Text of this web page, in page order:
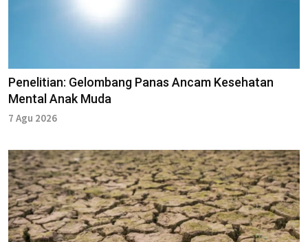
Penelitian: Gelombang Panas Ancam Kesehatan
Mental Anak Muda
7 Agu 2026